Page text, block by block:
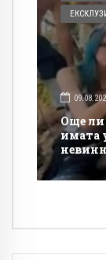
Още ли
имата